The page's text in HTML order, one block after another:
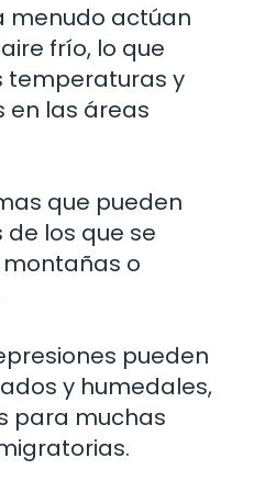
menudo actúan
frío, lo que
temperaturas y
en las áreas
que pueden
los que se
o
pueden
y humedales,
para muchas